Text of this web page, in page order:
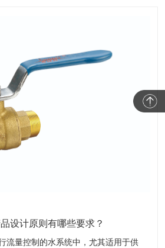
设计原则有哪些要求？
流量控制的水系统中，尤其适用于供